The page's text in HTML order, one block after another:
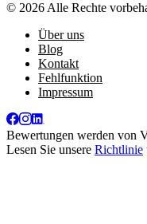
© 2026 Alle Rechte
Über uns
Blog
Kontakt
Fehlfunktion
Impressum
Bewertungen werden von
Lesen Sie unsere Richtlinie